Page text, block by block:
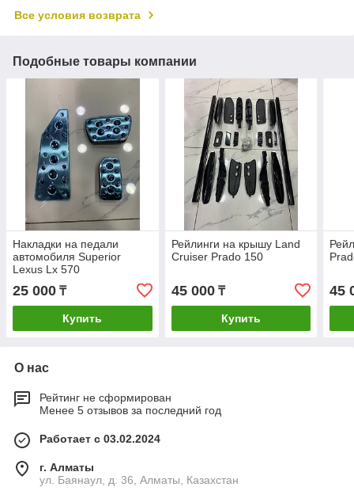
Все условия возврата
Подобные товары компании
Накладки на педали
автомобиля Superior
Lexus Lx 570
25 000 ₸
Купить
Рейлинги на крышу Land
Cruiser Prado 150
45 000₸
Купить
45
О нас
Рейтинг не сформирован
Менее 5 отзывов за последний год
Работает с 03.02.2024
г. Алматы
ул. Баянаул, д. 36, Алматы, Казахстан